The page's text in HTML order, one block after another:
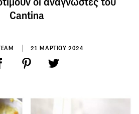
Cantina
21 ΜΑΡΤΙΟΥ 2024